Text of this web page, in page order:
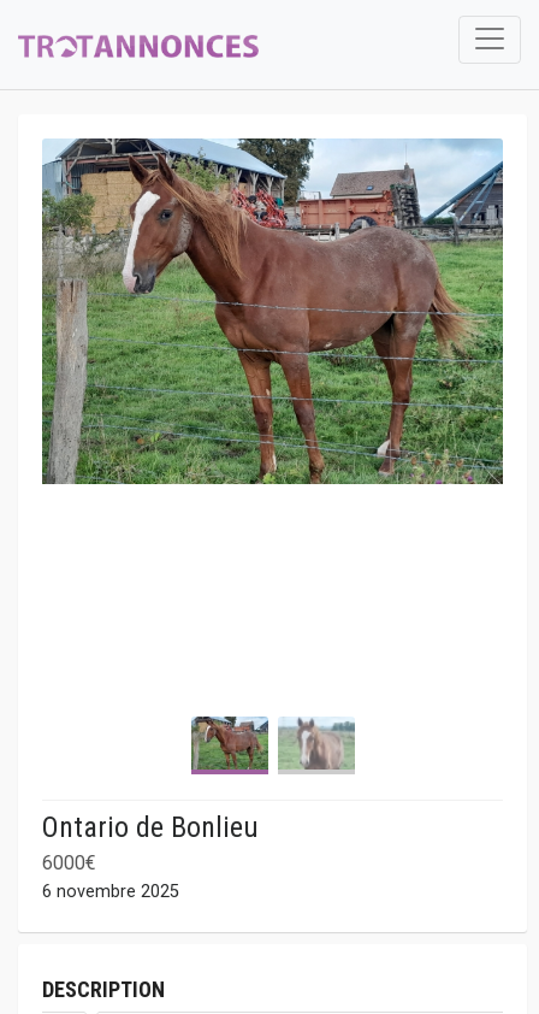
Ontario de Bonlieu
6000€
6 novembre 2025
DESCRIPTION